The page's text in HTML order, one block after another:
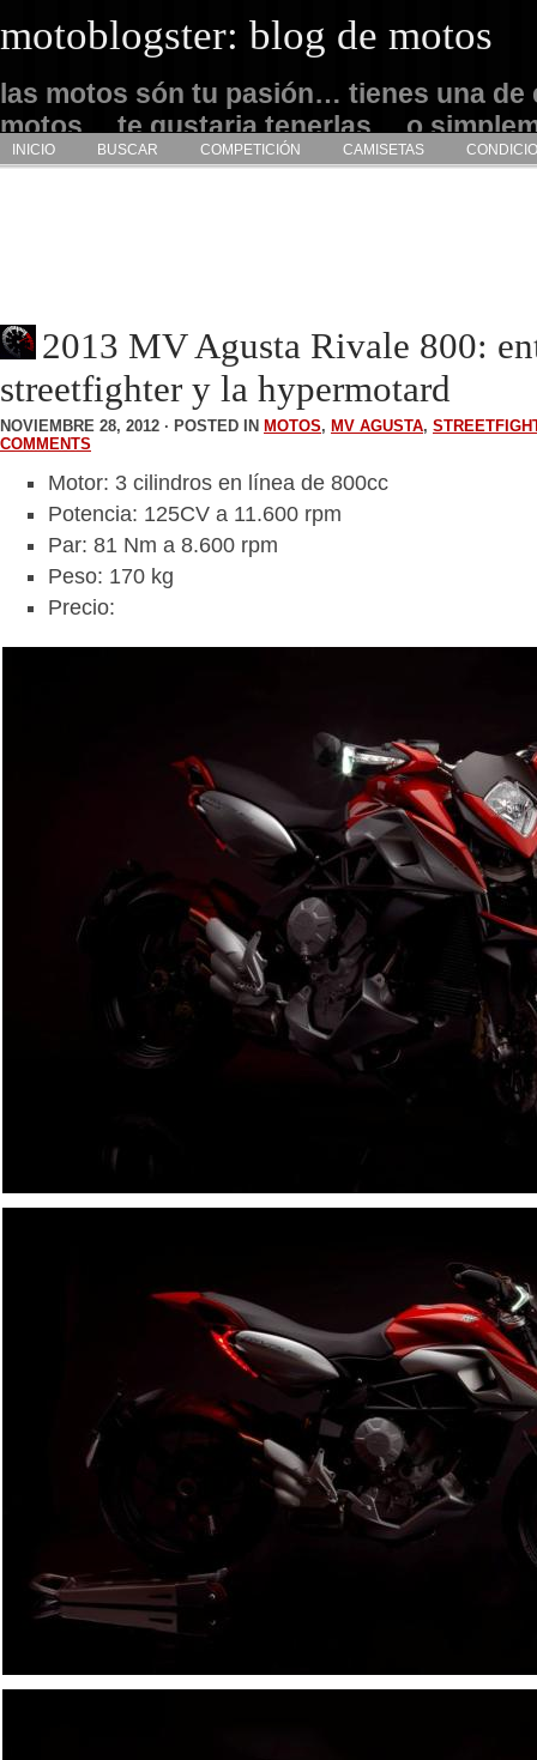
motoblogster: blog de motos
las motos són tu pasión… tienes una de
motos… te gustaria tenerlas… o
admirarlas… este es tu sitio
INICIO BUSCAR COMPETICIÓN CAMISETAS
2013 MV Agusta Rivale 800:
streetfighter y la hypermotard
NOVIEMBRE 28, 2012 · POSTED IN MOTOS, MV AGUSTA,
COMMENTS
Motor: 3 cilindros en línea de 800cc
Potencia: 125CV a 11.600 rpm
Par: 81 Nm a 8.600 rpm
Peso: 170 kg
Precio: